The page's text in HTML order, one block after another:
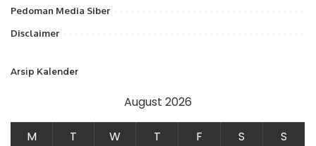
Pedoman Media Siber
Disclaimer
Arsip Kalender
August 2026
M T W T F S
S